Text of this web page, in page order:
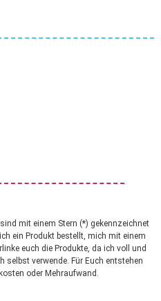
mit einem Stern (*) gekennzeichnet
ein Produkt bestellt, mich mit einem
euch die Produkte, da ich voll und
selbst verwende. Für Euch entstehen
oder Mehraufwand.